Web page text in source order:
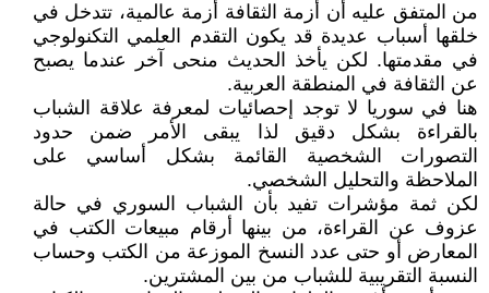
من المتفق عليه أن أزمة الثقافة أزمة عالمية، تتدخل في
خلقها أسباب عديدة قد يكون التقدم العلمي التكنولوجي
في مقدمتها. لكن يأخذ الحديث منحى آخر عندما يصبح
عن الثقافة في المنطقة العربية.
هنا في سوريا لا توجد إحصائيات لمعرفة علاقة الشباب
بالقراءة بشكل دقيق لذا يبقى الأمر ضمن حدود
التصورات الشخصية القائمة بشكل أساسي على
الملاحظة والتحليل الشخصي.
لكن ثمة مؤشرات تفيد بأن الشباب السوري في حالة
عزوف عن القراءة، من بينها أرقام مبيعات الكتب في
المعارض أو حتى عدد النسخ الموزعة من الكتب وحساب
النسبة التقريبية للشباب من بين المشترين.